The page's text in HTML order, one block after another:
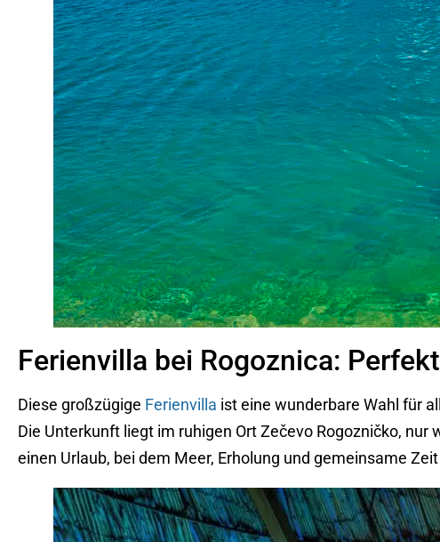
Ferienvilla bei Rogoznica:
Diese großzügige Ferienvilla ist eine wunderbare Wahl für
Die Unterkunft liegt im ruhigen Ort Zečevo Rogozničko, nur
einen Urlaub, bei dem Meer, Erholung und gemeinsame